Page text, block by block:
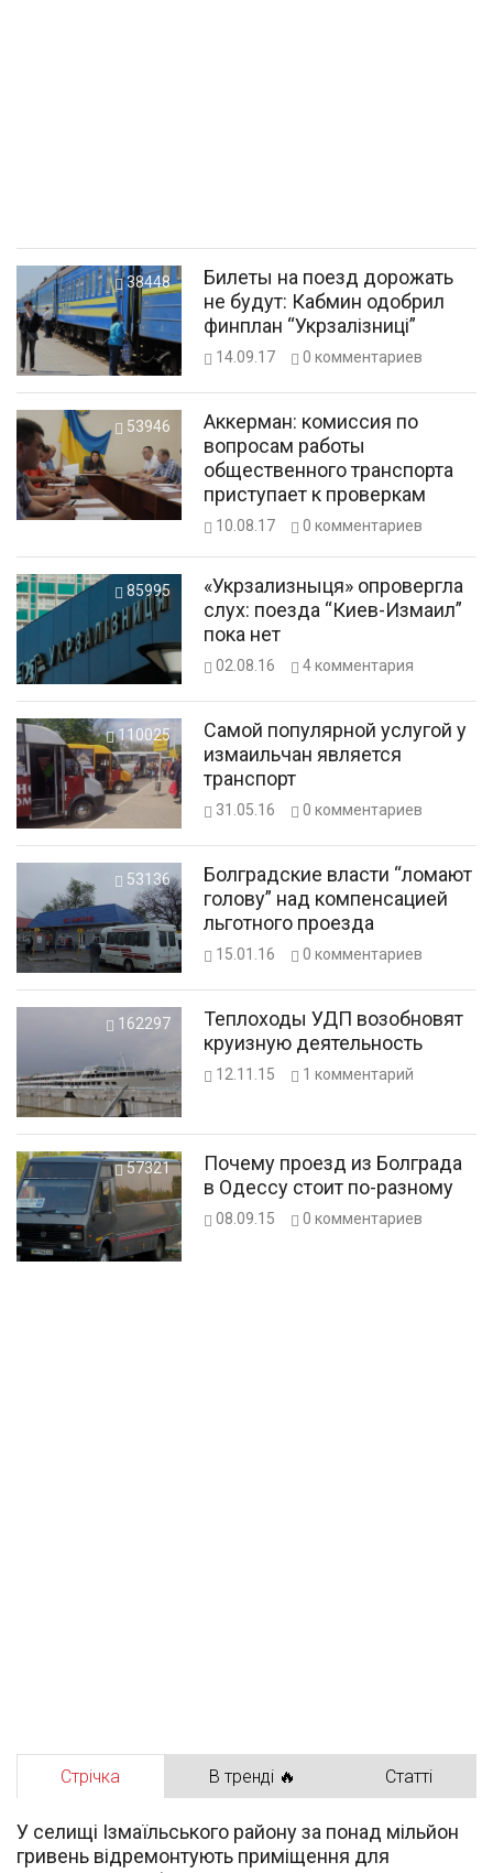
38448
Билеты на поезд дорожать
не будут: Кабмин одобрил
финплан “Укрзалізниці”
14.09.17 0 комментариев
53946
Аккерман: комиссия по
вопросам работы
общественного транспорта
приступает к проверкам
10.08.17 0 комментариев
85995
«Укрзализныця» опровергла
слух: поезда “Киев-Измаил”
пока нет
02.08.16 4комментария
110025
Самой популярной услугой у
измаильчан является
транспорт
31.05.16 0 комментариев
53136
Болградские власти “ломают
голову” над компенсацией
льготного проезда
15.01.16 0 комментариев
162297
Теплоходы УДП возобновят
круизную деятельность
12.11.15 1 комментарий
57321
Почему проезд из Болграда
в Одессу стоит по-разному
08.09.15 0 комментариев
Стрічка В тренді 🔥 Статті
У селищі Ізмаїльського району за понад мільйон
гривень відремонтують приміщення для